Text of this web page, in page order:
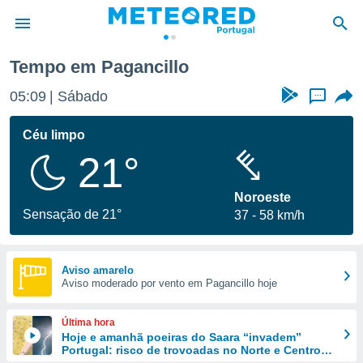
da
foi
fornecidas
a este
das
forma
digital
Tempo em Pagancillo
05:09 Sábado ...
Céu limpo
21°
Sensação de 21°
Noroeste
37
58 km/h
Aviso amarelo
Aviso moderado por vento em Pagancillo hoje
Última hora
Hoje e amanhã poeiras do Saara “invadem”
Portugal: risco de trovoadas no Norte e Centro